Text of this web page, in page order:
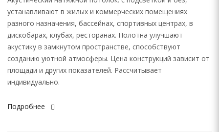
устанавливают в жилых и коммерческих помещениях
разного назначения, бассейнах, спортивных центрах, в
дискобарах, клубах, ресторанах. Полотна улучшают
акустику в замкнутом пространстве, способствуют
созданию уютной атмосферы. Цена конструкций зависит от
площади и других показателей. Рассчитывает
индивидуально.
Подробнее